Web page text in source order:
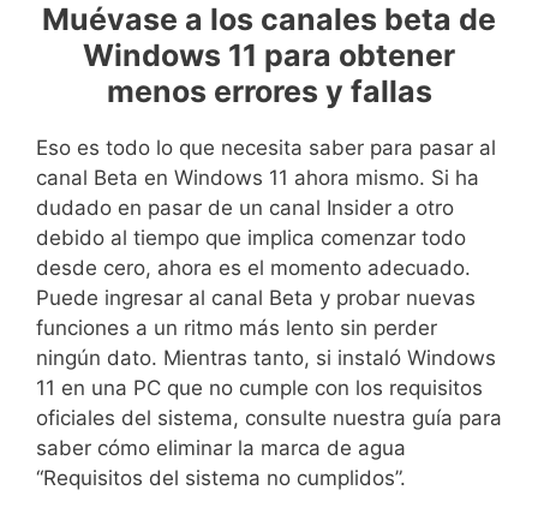
Muévase a los canales beta de
Windows 11 para obtener
menos errores y fallas
Eso es todo lo que necesita saber para pasar al
canal Beta en Windows 11 ahora mismo. Si ha
dudado en pasar de un canal Insider a otro
debido al tiempo que implica comenzar todo
desde cero, ahora es el momento adecuado.
Puede ingresar al canal Beta y probar nuevas
funciones a un ritmo más lento sin perder
ningún dato. Mientras tanto, si instaló Windows
11 en una PC que no cumple con los requisitos
oficiales del sistema, consulte nuestra guía para
saber cómo eliminar la marca de agua
“Requisitos del sistema no cumplidos”.